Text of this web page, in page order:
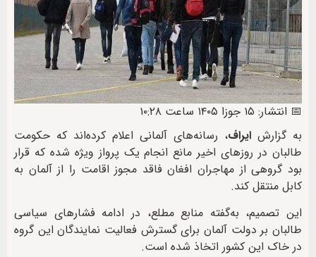
📅 انتشار: ۱۵ جوزا ۱۴۰۵ ساعت ۱۰:۲۸
به گزارش ایراف، رسانه‌های آلمانی اعلام کرده‌اند که حکومت
طالبان در روزهای اخیر مانع انجام یک پرواز ویژه شده که قرار
بود گروهی از مهاجران افغان فاقد مجوز اقامت را از آلمان به
کابل منتقل کند.
این تصمیم، به‌گفته منابع مطلع، در ادامه فشارهای سیاسی
طالبان بر دولت آلمان برای گسترش فعالیت نمایندگان این گروه
در خاک این کشور اتخاذ شده است.